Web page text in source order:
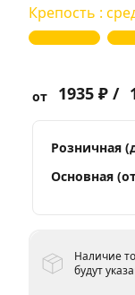
Крепость :
от 1935 ₽ /
Розничная
Основная
Наличие
будут